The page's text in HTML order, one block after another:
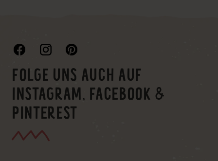
FOLGE UNS AUCH AUF
INSTAGRAM, FACEBOOK &
PINTEREST